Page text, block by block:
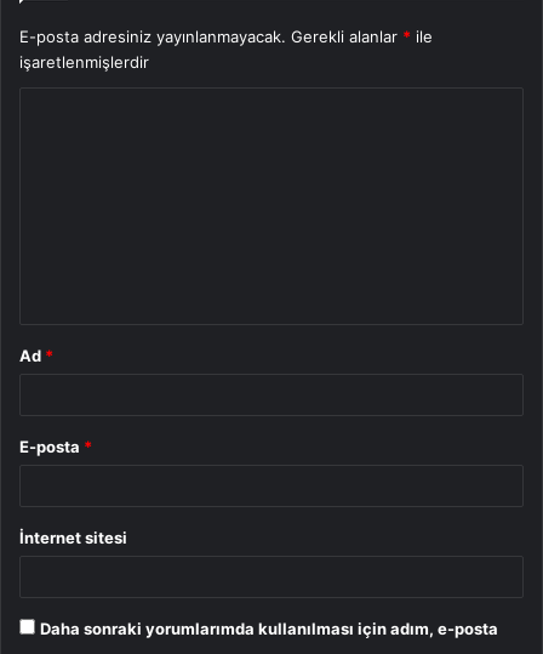
E-posta adresiniz yayınlanmayacak. Gerekli alanlar * ile
işaretlenmişlerdir
Ad *
E-posta *
İnternet sitesi
Daha sonraki yorumlarımda kullanılması için adım, e-posta